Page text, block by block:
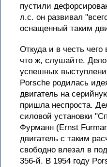
пустили
л.с. он развивал
оснащенный таким
Откуда и в честь чего
что ж, слушайте.
успешных
Porsche родилась
двигатель на
пришла неспроста.
силовой установки
Фурманн (Ernst
двигатель с таким
свободно влезал в
356-й. В 1954 году